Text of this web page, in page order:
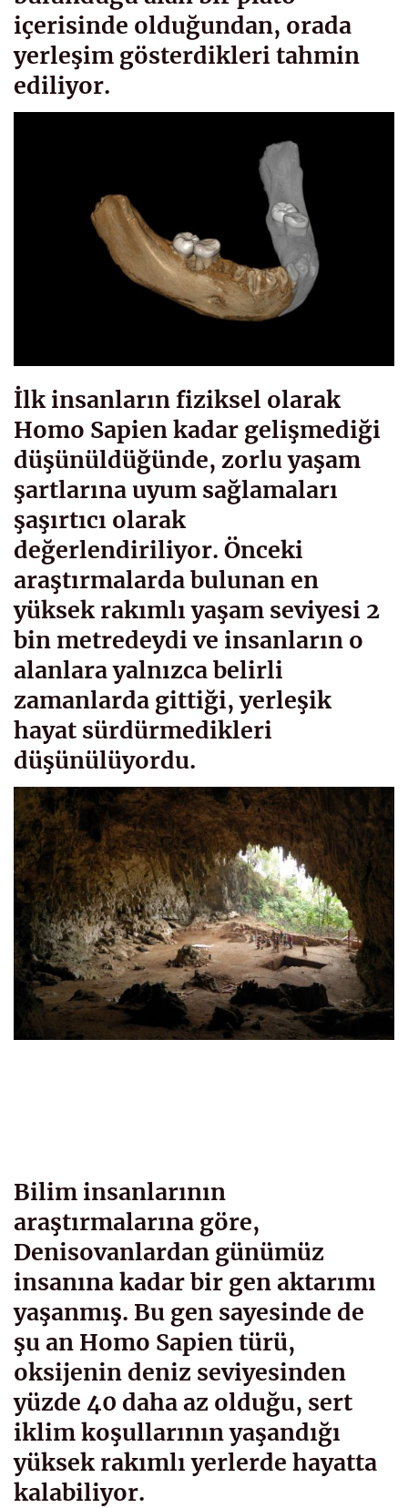
içerisinde olduğundan, orada
yerleşim gösterdikleri tahmin
ediliyor.
İlk insanların fiziksel olarak
Homo Sapien kadar gelişmediği
düşünüldüğünde, zorlu yaşam
şartlarına uyum sağlamaları
şaşırtıcı olarak
değerlendiriliyor. Önceki
araştırmalarda bulunan en
yüksek rakımlı yaşam seviyesi 2
bin metredeydi ve insanların o
alanlara yalnızca belirli
zamanlarda gittiği, yerleşik
hayat sürdürmedikleri
düşünülüyordu.
Bilim insanlarının
araştırmalarına göre,
Denisovanlardan günümüz
insanına kadar bir gen aktarımı
yaşanmış. Bu gen sayesinde de
şu an Homo Sapien türü,
oksijenin deniz seviyesinden
yüzde 40 daha az olduğu, sert
iklim koşullarının yaşandığı
yüksek rakımlı yerlerde hayatta
kalabiliyor.